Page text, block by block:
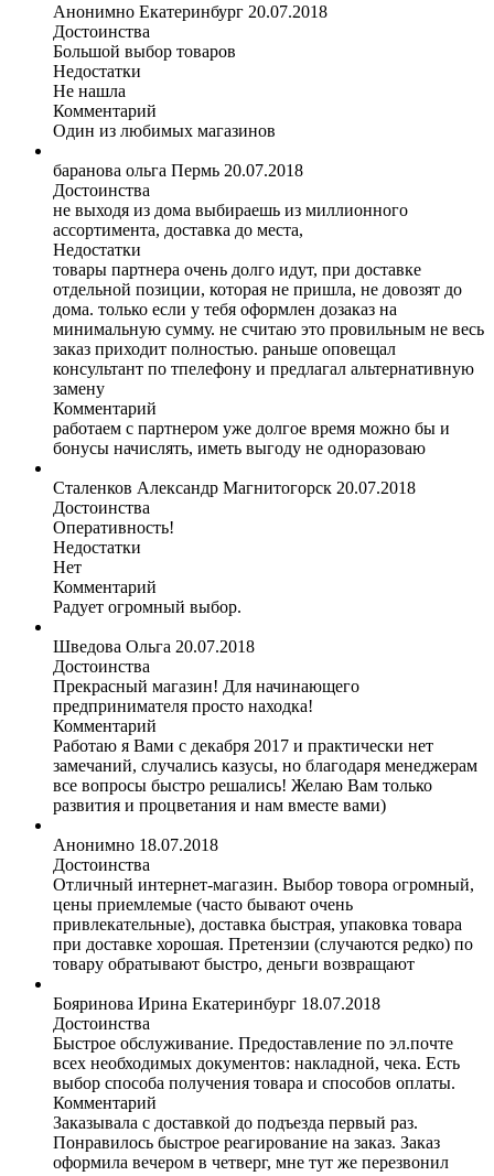
Анонимно Екатеринбург 20.07.2018
Достоинства
Большой выбор товаров
Недостатки
Не нашла
Комментарий
Один из любимых магазинов
баранова ольга Пермь 20.07.2018
Достоинства
не выходя из дома выбираешь из миллионного
ассортимента, доставка до места,
Недостатки
товары партнера очень долго идут, при доставке
отдельной позиции, которая не пришла, не довозят до
дома. только если у тебя оформлен дозаказ на
минимальную сумму. не считаю это провильным не весь
заказ приходит полностью. раньше оповещал
консультант по тпелефону и предлагал альтернативную
замену
Комментарий
работаем с партнером уже долгое время можно бы и
бонусы начислять, иметь выгоду не одноразоваю
Сталенков Александр Магнитогорск 20.07.2018
Достоинства
Оперативность!
Недостатки
Нет
Комментарий
Радует огромный выбор.
Шведова Ольга 20.07.2018
Достоинства
Прекрасный магазин! Для начинающего
предпринимателя просто находка!
Комментарий
Работаю я Вами с декабря 2017 и практически нет
замечаний, случались казусы, но благодаря менеджерам
все вопросы быстро решались! Желаю Вам только
развития и процветания и нам вместе вами)
Анонимно 18.07.2018
Достоинства
Отличный интернет-магазин. Выбор товора огромный,
цены приемлемые (часто бывают очень
привлекательные), доставка быстрая, упаковка товара
при доставке хорошая. Претензии (случаются редко) по
товару обратывают быстро, деньги возвращают
Бояринова Ирина Екатеринбург 18.07.2018
Достоинства
Быстрое обслуживание. Предоставление по эл.почте
всех необходимых документов: накладной, чека. Есть
выбор способа получения товара и способов оплаты.
Комментарий
Заказывала с доставкой до подъезда первый раз.
Понравилось быстрое реагирование на заказ. Заказ
оформила вечером в четверг, мне тут же перезвонил